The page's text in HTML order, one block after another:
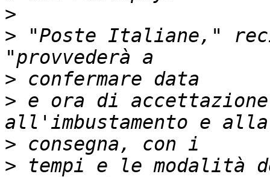
>
> "Poste Italiane,"
>
> e ora di
>
> tempi e le modalità